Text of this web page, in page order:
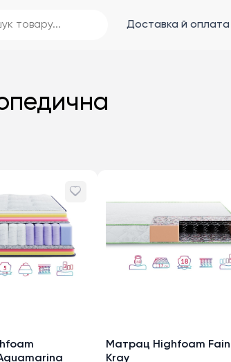
Доставка й оплата
Матрац Highfoam
Kray